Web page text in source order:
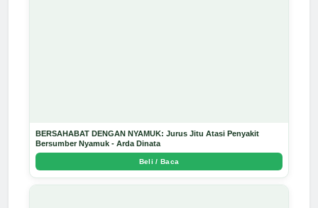
BERSAHABAT DENGAN NYAMUK: Jurus Jitu Atasi Penyakit
Bersumber Nyamuk - Arda Dinata
Beli / Baca